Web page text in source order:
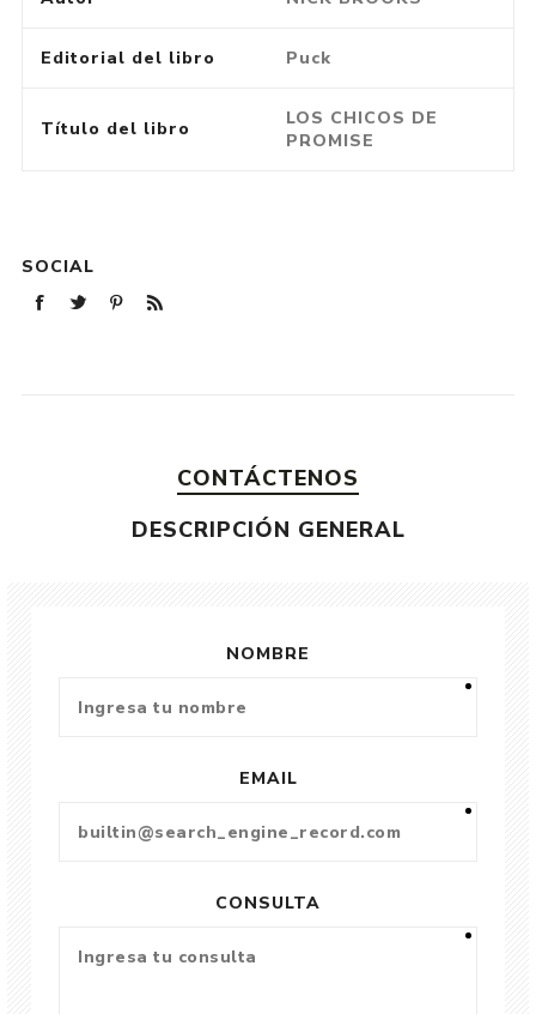
Editorial del libro Puck
Título del libro
LOS CHICOS DE
PROMISE
SOCIAL
CONTÁCTENOS
DESCRIPCIÓN GENERAL
NOMBRE
EMAIL
CONSULTA